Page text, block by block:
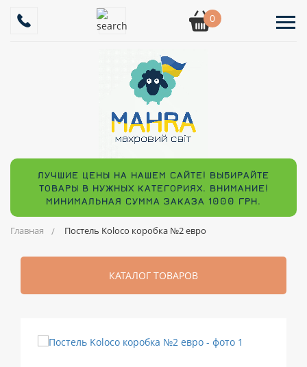
0
ЛУЧШИЕ ЦЕНЫ НА НАШЕМ САЙТЕ! ВЫБИРАЙТЕ
ТОВАРЫ В НУЖНЫХ КАТЕГОРИЯХ. ВНИМАНИЕ!
МИНИМАЛЬНАЯ СУММА ЗАКАЗА 1000 ГРН.
Главная Постель Koloco коробка №2 евро
КАТАЛОГ ТОВАРОВ